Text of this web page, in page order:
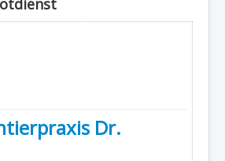
Dr.